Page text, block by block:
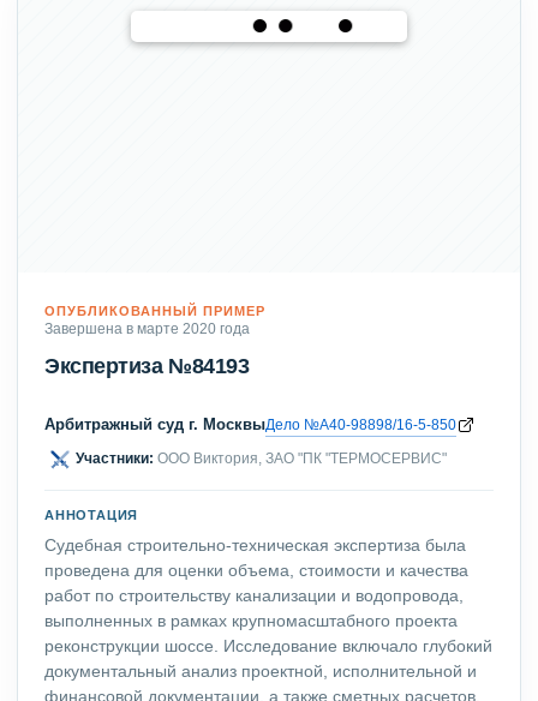
ОПУБЛИКОВАННЫЙ ПРИМЕР
Завершена в марте 2020 года
Экспертиза №84193
Арбитражный суд г. МосквыДело №А40-98898/16-5-850
Участники:ООО Виктория, ЗАО "ПК "ТЕРМОСЕРВИС"
Судебная строительно-техническая экспертиза была
проведена для оценки объема, стоимости и качества